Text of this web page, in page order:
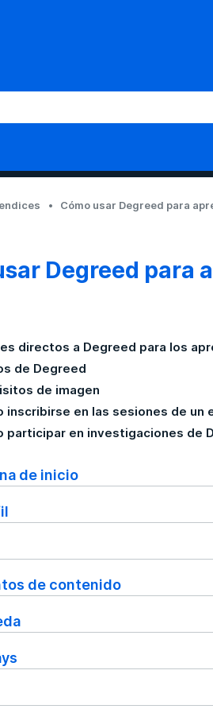
Cómo usar Degreed para
Degreed para
directos a Degreed para los
de Degreed
de imagen
inscribirse en las sesiones de un
participar en investigaciones de
de inicio
de contenido